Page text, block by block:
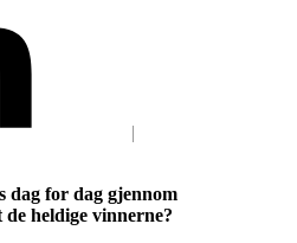
dag for dag gjennom
heldige vinnerne?